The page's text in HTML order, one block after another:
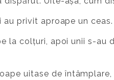
au privit aproape un ceas.
la colțuri, apoi unii s-au
uitase de